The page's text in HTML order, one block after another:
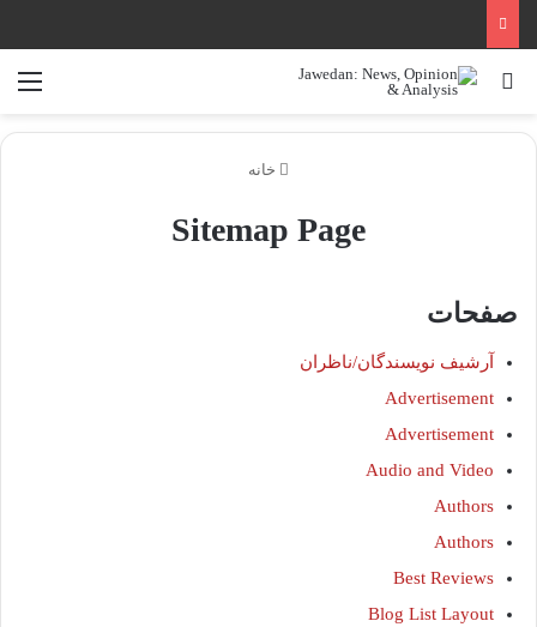
جستجو برای
خانه
Sitemap Page
صفحات
آرشیف نویسندگان/ناظران
Advertisement
Advertisement
Audio and Video
Authors
Authors
Best Reviews
Blog List Layout